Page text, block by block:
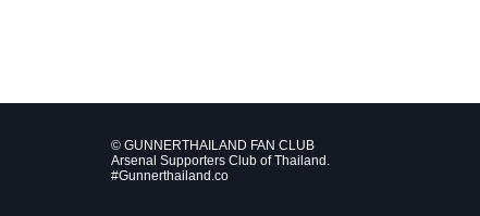
© GUNNERTHAILAND FAN CLUB
Arsenal Supporters Club of Thailand.
#Gunnerthailand.co